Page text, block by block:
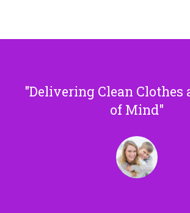
Delivering Clean Clothes
of Mind